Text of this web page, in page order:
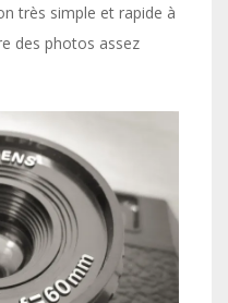
très simple et rapide à
des photos assez